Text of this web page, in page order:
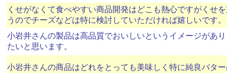
くせがなくて食べやすい商品開発はどこも熱心ですがくせ
うのでチーズなどは特に検討していただければ嬉しいです。
小岩井さんの製品は高品質でおいしいというイメージがあ
たいと思います。
小岩井さんの商品はどれをとっても美味しく特に純良バタ